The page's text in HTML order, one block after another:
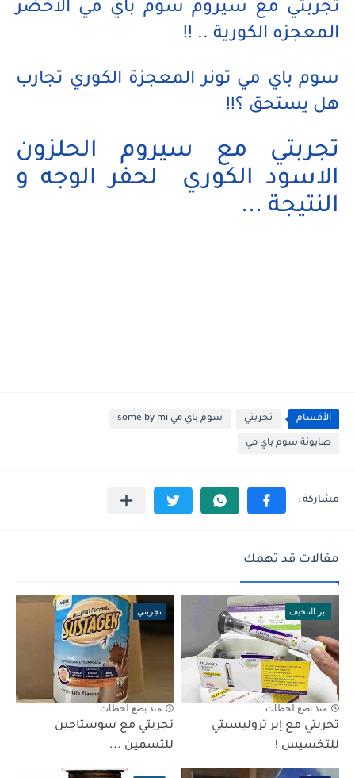
تجربتي مع سيروم سوم باي مي الاخضر
المعجزه الكورية .. !!
سوم باي مي تونر المعجزة الكوري تجارب
هل يستحق ؟!!
تجربتي مع سيروم الحلزون
الاسود الكوري لحفر الوجه و
النتيجة ...
الأقسام تجربتي سوم باي مي some by mi
صابونة سوم باي مي
مقالات قد تهمك
ابر التنحيف
منذ بضع لحظات
تجربتي مع إبر تروليسيتي
للتخسيس !
تجربتي
منذ بضع لحظات
تجربتي مع سوستاجين
للتسمين ...